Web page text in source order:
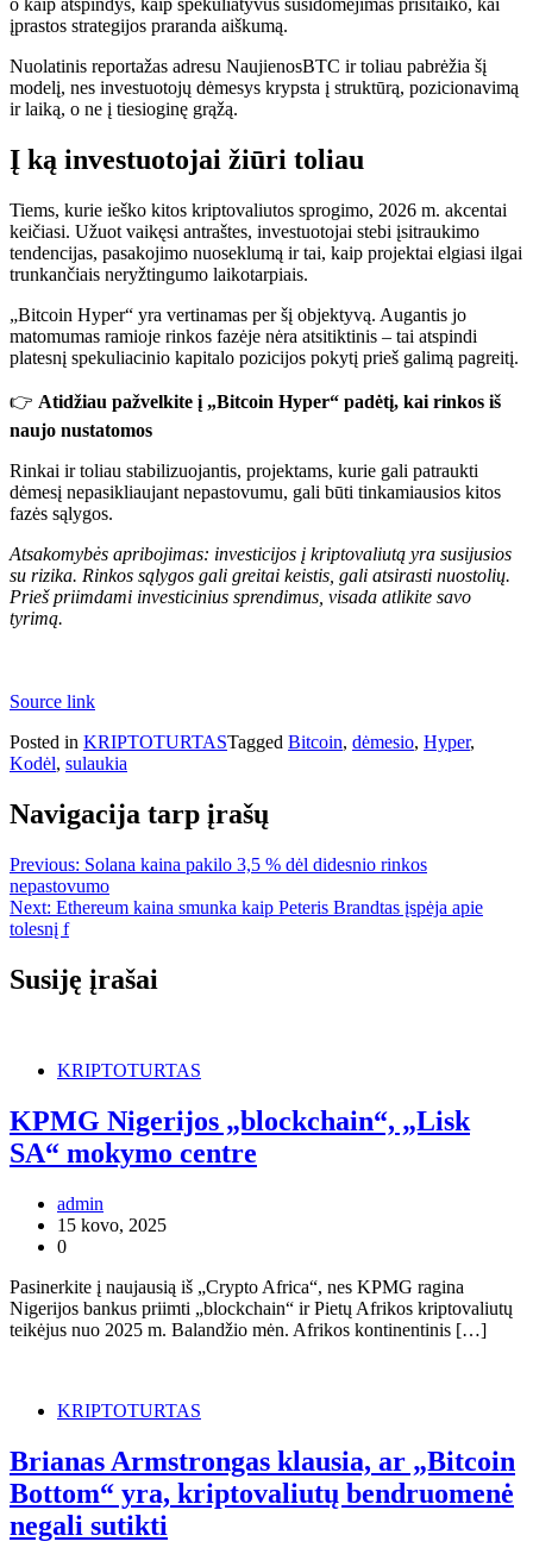
o kaip atspindys, kaip spekuliatyvus susidomėjimas prisitaiko, kai
įprastos strategijos praranda aiškumą.
Nuolatinis reportažas adresu NaujienosBTC ir toliau pabrėžia šį
modelį, nes investuotojų dėmesys krypsta į struktūrą, pozicionavimą
ir laiką, o ne į tiesioginę grąžą.
Į ką investuotojai žiūri toliau
Tiems, kurie ieško kitos kriptovaliutos sprogimo, 2026 m. akcentai
keičiasi. Užuot vaikęsi antraštes, investuotojai stebi įsitraukimo
tendencijas, pasakojimo nuoseklumą ir tai, kaip projektai elgiasi ilgai
trunkančiais neryžtingumo laikotarpiais.
„Bitcoin Hyper“ yra vertinamas per šį objektyvą. Augantis jo
matomumas ramioje rinkos fazėje nėra atsitiktinis – tai atspindi
platesnį spekuliacinio kapitalo pozicijos pokytį prieš galimą pagreitį.
👉 Atidžiau pažvelkite į „Bitcoin Hyper“ padėtį, kai rinkos iš
naujo nustatomos
Rinkai ir toliau stabilizuojantis, projektams, kurie gali patraukti
dėmesį nepasikliaujant nepastovumu, gali būti tinkamiausios kitos
fazės sąlygos.
Atsakomybės apribojimas: investicijos į kriptovaliutą yra susijusios
su rizika. Rinkos sąlygos gali greitai keistis, gali atsirasti nuostolių.
Prieš priimdami investicinius sprendimus, visada atlikite savo
tyrimą.
Source link
Posted in KRIPTOTURTASTagged Bitcoin, dėmesio, Hyper,
Kodėl, sulaukia
Navigacija tarp įrašų
Previous: Solana kaina pakilo 3,5 % dėl didesnio rinkos
nepastovumo
Next: Ethereum kaina smunka kaip Peteris Brandtas įspėja apie
tolesnį f
Susiję įrašai
KRIPTOTURTAS
KPMG Nigerijos „blockchain“, „Lisk
SA“ mokymo centre
admin
15 kovo, 2025
0
Pasinerkite į naujausią iš „Crypto Africa“, nes KPMG ragina
Nigerijos bankus priimti „blockchain“ ir Pietų Afrikos kriptovaliutų
teikėjus nuo 2025 m. Balandžio mėn. Afrikos kontinentinis […]
KRIPTOTURTAS
Brianas Armstrongas klausia, ar „Bitcoin
Bottom“ yra, kriptovaliutų bendruomenė
negali sutikti